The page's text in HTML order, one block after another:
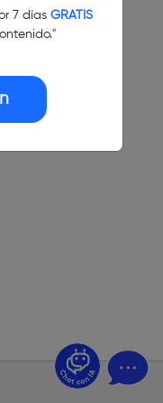
7 días GRATIS